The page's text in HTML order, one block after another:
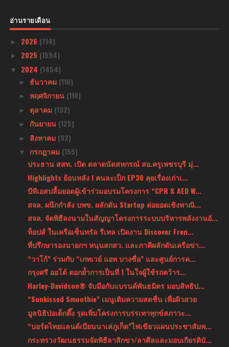
อ่านรายเดือน
► 2026 (714)
► 2025 (1594)
▼ 2024 (1454)
► ธันวาคม (110)
► พฤศจิกายน (110)
► ตุลาคม (132)
► กันยายน (125)
► สิงหาคม (92)
▼ กรกฎาคม (155)
ประธาน สสท. เปิด ตลาดนัดสหกรณ์ สอ.ครูเพชรบุรี มุ่...
Highlights ย้อนหลัง l คนละเป็ก EP30 คุยเรื่องเก่าเ...
บีทีเอสปลื้มยอดผู้เข้าร่วมอบรมโครงการ “CPR & AED W...
สจล. ผนึกกำลัง บพข. ผลักดัน Startup ต่อยอดเชิงพาณิ...
สจล. จัดพิธีลงนามในสัญญาโครงการระบบบริหารพลังงานอั...
ท็อปส์ ในเครือเซ็นทรัล รีเทล เปิดงาน Discover Fren...
ที่ปรึกษารองนายกฯ หนุนสกสว. และภาคีผลักดันเครือข่า...
“วาโก้” ร่วมกับ “เกทเวย์ แอท บางซื่อ” และศูนย์การค...
กรุงศรี ออโต้ ตอกย้ำการเป็นที่ 1 ในใจผู้ใช้รถคว้าร...
Harley-Davidson® จับมือกับแบรนด์พันธมิตร มอบสิทธิป...
“Sunkissed Smoothie” เมนูเติมความสดชื่น เพื่อผิวสวย
มูลนิธิป่อเต็กตึ๊ง รุดเพิ่มโครงการบรรเทาทุกข์สภาวะ...
“บอร์ดไทยแลนด์เบียนนาเล่ภูเก็ต”ไฟเขียวแผนประชาสัมพ...
กระทรวงวัฒนธรรมจัดพิธีลาสิกขา/ลาศีลและมอบเกียรติบั...